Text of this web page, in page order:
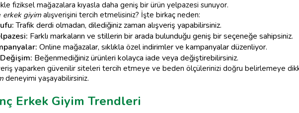
fiziksel mağazalara kıyasla daha geniş bir ürün yelpazesi sunuyor.
erkek giyim alışverişini tercih etmelisiniz? İşte birkaç neden:
Trafik derdi olmadan, dilediğiniz zaman alışveriş yapabilirsiniz.
Farklı markaların ve stillerin bir arada bulunduğu geniş bir seçeneğe sahipsiniz.
Online mağazalar, sıklıkla özel indirimler ve kampanyalar düzenliyor.
Beğenmediğiniz ürünleri kolayca iade veya değiştirebilirsiniz.
yaparken güvenilir siteleri tercih etmeye ve beden ölçülerinizi doğru belirlemeye
deneyimi yaşayabilirsiniz.
Erkek Giyim Trendleri